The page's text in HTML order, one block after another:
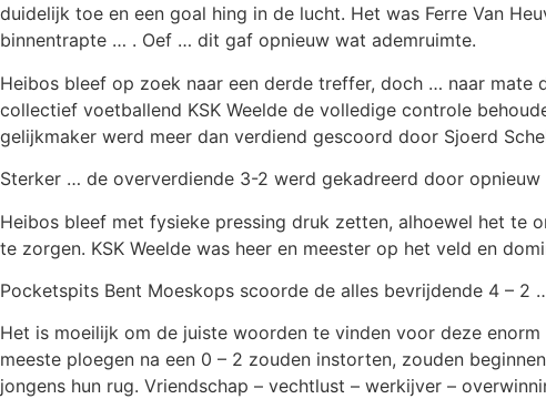
duidelijk toe en een goal hing in de lucht. Het was Ferre Van
binnentrapte … . Oef … dit gaf opnieuw wat ademruimte.
Heibos bleef op zoek naar een derde treffer, doch … naar mate
collectief voetballend KSK Weelde de volledige controle
gelijkmaker werd meer dan verdiend gescoord door Sjoerd
Sterker … de oververdiende 3-2 werd gekadreerd door opnieuw
Heibos bleef met fysieke pressing druk zetten, alhoewel het te
te zorgen. KSK Weelde was heer en meester op het veld en
Pocketspits Bent Moeskops scoorde de alles bevrijdende 4 –
Het is moeilijk om de juiste woorden te vinden voor deze
meeste ploegen na een 0 – 2 zouden instorten, zouden
jongens hun rug. Vriendschap – vechtlust – werkijver –